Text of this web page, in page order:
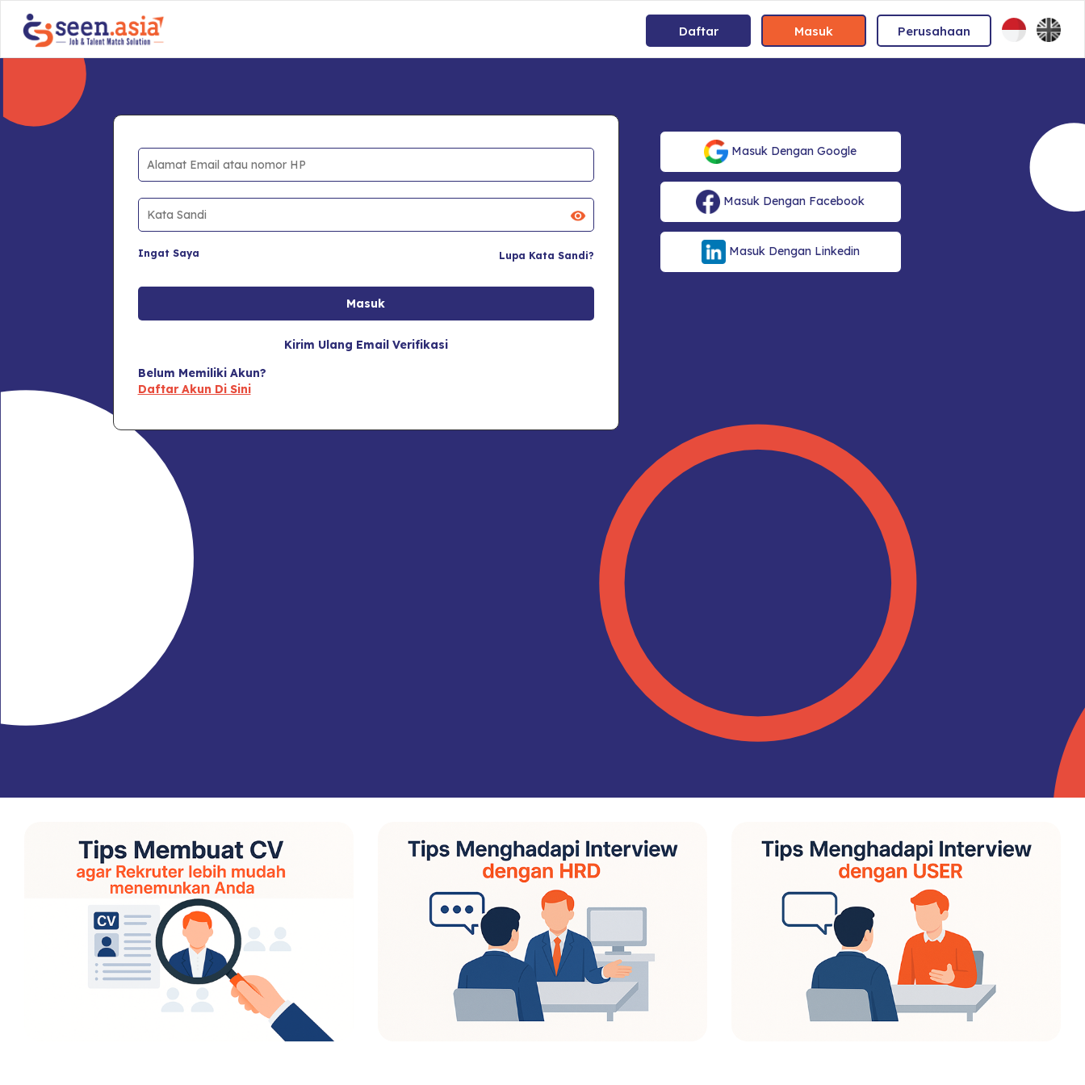
Daftar Masuk Perusahaan
Ingat Saya Lupa Kata Sandi?
Kirim Ulang Email Verifikasi
Belum Memiliki Akun?
Daftar Akun Di Sini
Masuk Dengan Google
Masuk Dengan Facebook
Masuk Dengan Linkedin